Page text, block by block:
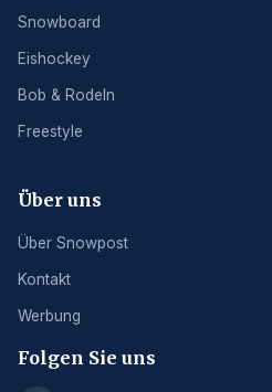
Snowboard
Eishockey
Bob & Rodeln
Freestyle
Über uns
Über Snowpost
Kontakt
Werbung
Folgen Sie uns